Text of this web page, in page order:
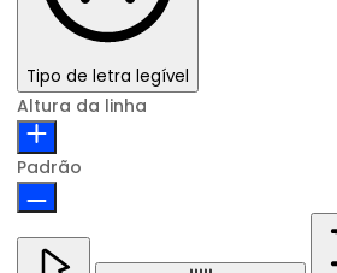
Tipo de letra legível
Altura da linha
Padrão